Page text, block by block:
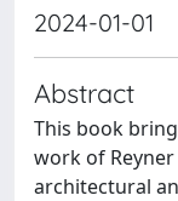
2024-01-01
Abstract
This book
work of
architectural